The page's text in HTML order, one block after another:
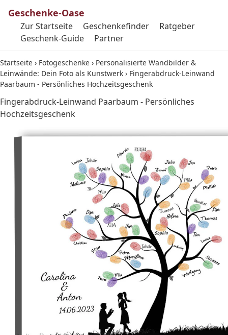
Geschenke-Oase
Zur Startseite Geschenkefinder
Ratgeber
Geschenk-Guide
Partner
Startseite › Fotogeschenke › Personalisierte Wandbilder &
Leinwände: Dein Foto als Kunstwerk › Fingerabdruck-Leinwand
Paarbaum - Persönliches Hochzeitsgeschenk
Fingerabdruck-Leinwand Paarbaum - Persönliches
Hochzeitsgeschenk